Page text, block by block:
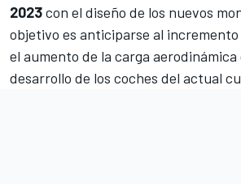
2023con el diseño de los nuevos
objetivo es anticiparse al
el aumento de la carga aerodinámica
desarrollo de los coches del actual